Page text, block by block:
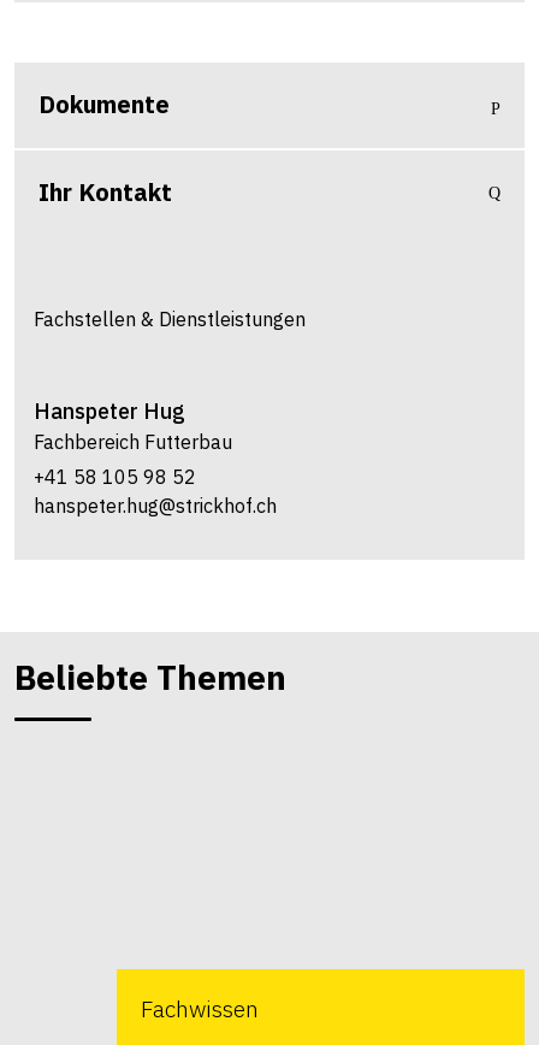
Dokumente
Ihr Kontakt
Fachstellen & Dienstleistungen
Hanspeter Hug
Fachbereich Futterbau
+41 58 105 98 52
hanspeter.hug@strickhof.ch
Beliebte Themen
Fachwissen